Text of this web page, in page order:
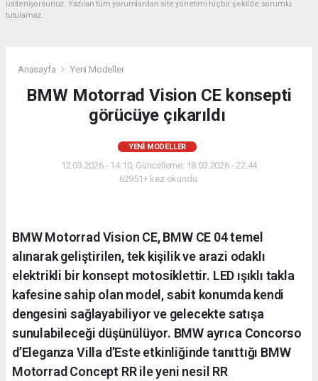
üstleniyorsunuz. Yazılan tüm yorumlardan site yönetimi hiçbir şekilde sorumlu
tutulamaz.
Anasayfa Yeni Modeller
BMW Motorrad Vision CE konsepti
görücüye çıkarıldı
YENI MODELLER
12.03.2026 - 14:10, Güncelleme: 18.03.2026 - 22:44
62951+ kez okundu.
BMW Motorrad Vision CE, BMW CE 04 temel
alınarak geliştirilen, tek kişilik ve arazi odaklı
elektrikli bir konsept motosiklettir. LED ışıklı takla
kafesine sahip olan model, sabit konumda kendi
dengesini sağlayabiliyor ve gelecekte satışa
sunulabileceği düşünülüyor. BMW ayrıca Concorso
d’Eleganza Villa d’Este etkinliğinde tanıttığı BMW
Motorrad Concept RR ile yeni nesil RR